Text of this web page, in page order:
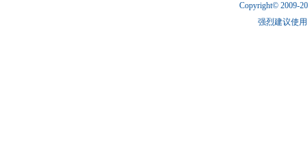
Copyright© 2009-
强烈建议使